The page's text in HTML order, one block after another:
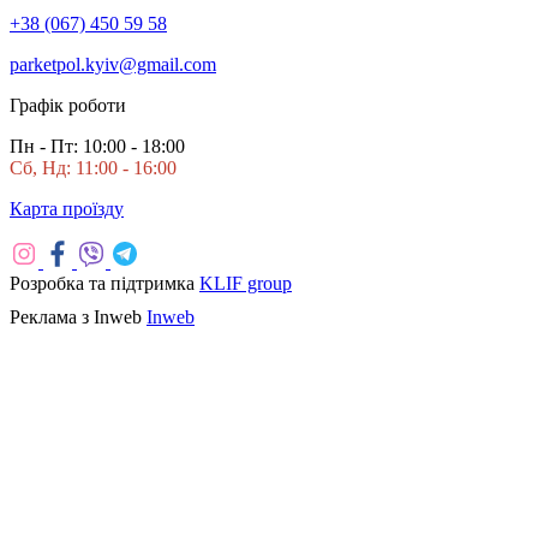
+38 (067) 450 59 58
parketpol.kyiv@gmail.com
Графік роботи
Пн - Пт: 10:00 - 18:00
Сб, Нд: 11:00 - 16:00
Карта проїзду
Розробка та підтримка KLIF group
Реклама з Inweb Inweb